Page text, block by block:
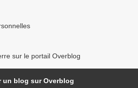
sur le portail Overblog
un blog sur Overblog